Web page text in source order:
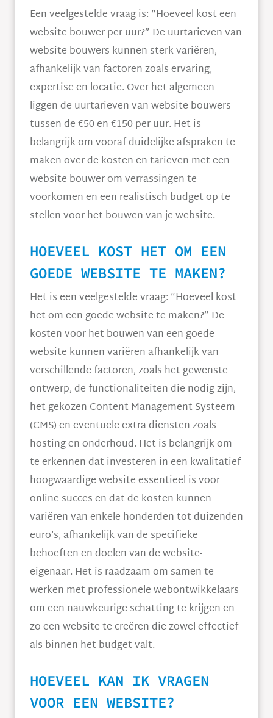
Een veelgestelde vraag is: “Hoeveel kost een
website bouwer per uur?” De uurtarieven van
website bouwers kunnen sterk variëren,
afhankelijk van factoren zoals ervaring,
expertise en locatie. Over het algemeen
liggen de uurtarieven van website bouwers
tussen de €50 en €150 per uur. Het is
belangrijk om vooraf duidelijke afspraken te
maken over de kosten en tarieven met een
website bouwer om verrassingen te
voorkomen en een realistisch budget op te
stellen voor het bouwen van je website.
HOEVEEL KOST HET OM EEN
GOEDE WEBSITE TE MAKEN?
Het is een veelgestelde vraag: “Hoeveel kost
het om een goede website te maken?” De
kosten voor het bouwen van een goede
website kunnen variëren afhankelijk van
verschillende factoren, zoals het gewenste
ontwerp, de functionaliteiten die nodig zijn,
het gekozen Content Management Systeem
(CMS) en eventuele extra diensten zoals
hosting en onderhoud. Het is belangrijk om
te erkennen dat investeren in een kwalitatief
hoogwaardige website essentieel is voor
online succes en dat de kosten kunnen
variëren van enkele honderden tot duizenden
euro’s, afhankelijk van de specifieke
behoeften en doelen van de website-
eigenaar. Het is raadzaam om samen te
werken met professionele webontwikkelaars
om een nauwkeurige schatting te krijgen en
zo een website te creëren die zowel effectief
als binnen het budget valt.
HOEVEEL KAN IK VRAGEN
VOOR EEN WEBSITE?